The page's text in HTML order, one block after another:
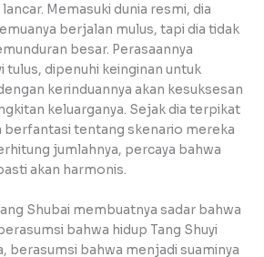
Memasuki dunia resmi, dia
berjalan mulus, tapi dia tidak
besar. Perasaannya
tulus, dipenuhi keinginan untuk
kerinduannya akan kesuksesan
keluarganya. Sejak dia terpikat
berfantasi tentang skenario mereka
jumlahnya, percaya bahwa
akan harmonis.
Shubai membuatnya sadar bahwa
bahwa hidup Tang Shuyi
berasumsi bahwa menjadi suaminya